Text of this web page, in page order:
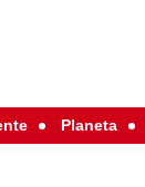
Planeta